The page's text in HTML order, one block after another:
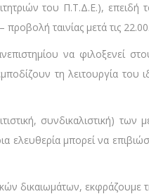
του Π.Τ.Δ.Ε.),
ταινίας μετά τις 22.00.
να φιλοξενεί
τη λειτουργία του
συνδικαλιστική) των
ελευθερία μπορεί να
δικαιωμάτων, εκφράζουμε